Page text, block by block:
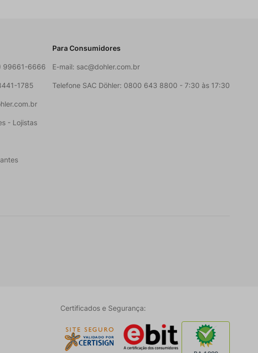
99661-6666
1785
- Lojistas
Para Consumidores
E-mail: sac@dohler.com.br
Telefone SAC Döhler: 0800 643 8800 - 7:30 às 17:30
Certificados e Segurança: